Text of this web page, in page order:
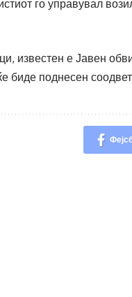
го управувал
известен е Јавен
биде поднесен